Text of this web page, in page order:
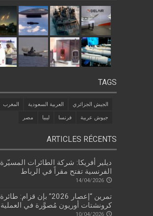
TAGS
الجيش الجزائري العربية السعودية المغرب
جيوش عربية فرنسا ليبيا مصر
ARTICLES RÉCENTS
ديلير أفريكا: شركة الطائرات المسيّرة
الفرنسية تفتح مقراً في الرباط
14/04/2026
تمرين “إعصار 2026” بإن قزام: طائرة
كرونشتات أوريون مُصوَّرة في العملية
10/04/2026